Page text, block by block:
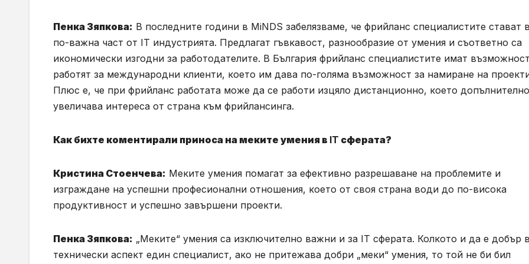
Пенка Зяпкова: В последните години в MiNDS забелязваме, че фрийланс специалистите стават
по-важна част от IT индустрията. Предлагат гъвкавост, разнообразие от умения и съответно са
икономически изгодни за работодателите. В България фрийланс специалистите имат
работят за международни клиенти, което им дава по-голяма възможност за намиране на
Плюс е, че при фрийланс работата може да се работи изцяло дистанционно, което допълнително
увеличава интереса от страна към фрийлансинга.
Как бихте коментирали приноса на меките умения в IT сферата?
Кристина Стоенчева: Меките умения помагат за ефективно разрешаване на проблемите и
изграждане на успешни професионални отношения, което от своя страна води до по-висока
продуктивност и успешно завършени проекти.
Пенка Зяпкова: „Меките“ умения са изключително важни и за IT сферата. Колкото и да е добър в
технически аспект един специалист, ако не притежава добри „меки“ умения, то той не би бил